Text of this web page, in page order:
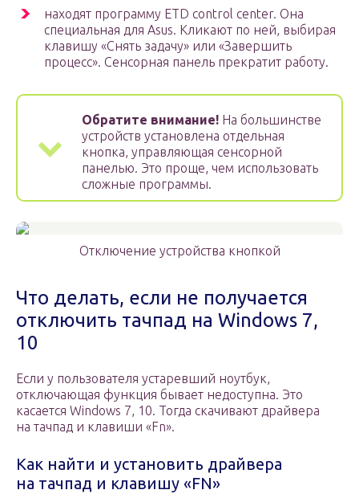
находят программу ETD control center. Она
специальная для Asus. Кликают по ней, выбирая
клавишу «Снять задачу» или «Завершить
процесс». Сенсорная панель прекратит работу.
Обратите внимание! На большинстве
устройств установлена отдельная
кнопка, управляющая сенсорной
панелью. Это проще, чем использовать
сложные программы.
Отключение устройства кнопкой
Что делать, если не получается
отключить тачпад на Windows 7,
10
Если у пользователя устаревший ноутбук,
отключающая функция бывает недоступна. Это
касается Windows 7, 10. Тогда скачивают драйвера
на тачпад и клавиши «Fn».
Как найти и установить драйвера
на тачпад и клавишу «FN»